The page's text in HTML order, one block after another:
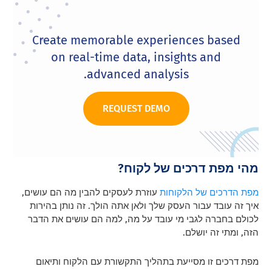
Create memorable experiences based
on real-time data, insights and
advanced analysis.
REQUEST DEMO
מהי מפת דרכים של לקוח?
מפת הדרכים של הלקוחות עוזרת לעסקים להבין מה הם עושים,
איך זה עובד עבור העסק שלך ולאן אתה הולך.זה נותן בהירות
לכולם בחברה לגבי מי עובד על מה, למה הם עושים את הדבר
הזה, ומתי זה יושלם.
מפת דרכים זו מסייעת בתהליך התקשורת עם הלקוח ותיאום